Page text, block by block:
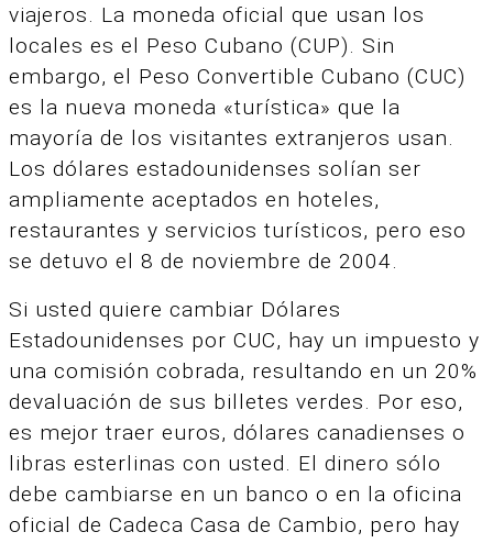
viajeros. La moneda oficial que usan los
locales es el Peso Cubano (CUP). Sin
embargo, el Peso Convertible Cubano (CUC)
es la nueva moneda «turística» que la
mayoría de los visitantes extranjeros usan.
Los dólares estadounidenses solían ser
ampliamente aceptados en hoteles,
restaurantes y servicios turísticos, pero eso
se detuvo el 8 de noviembre de 2004.
Si usted quiere cambiar Dólares
Estadounidenses por CUC, hay un impuesto y
una comisión cobrada, resultando en un 20%
devaluación de sus billetes verdes. Por eso,
es mejor traer euros, dólares canadienses o
libras esterlinas con usted. El dinero sólo
debe cambiarse en un banco o en la oficina
oficial de Cadeca Casa de Cambio, pero hay